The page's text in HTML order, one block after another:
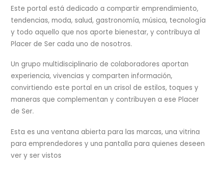
Top
Este portal está dedicado a compartir emprendimiento,
tendencias, moda, salud, gastronomía, música, tecnología
y todo aquello que nos aporte bienestar, y contribuya al
Placer de Ser cada uno de nosotros.
Un grupo multidisciplinario de colaboradores aportan
experiencia, vivencias y comparten información,
convirtiendo este portal en un crisol de estilos, toques y
maneras que complementan y contribuyen a ese Placer
de Ser.
Esta es una ventana abierta para las marcas, una vitrina
para emprendedores y una pantalla para quienes deseen
ver y ser vistos